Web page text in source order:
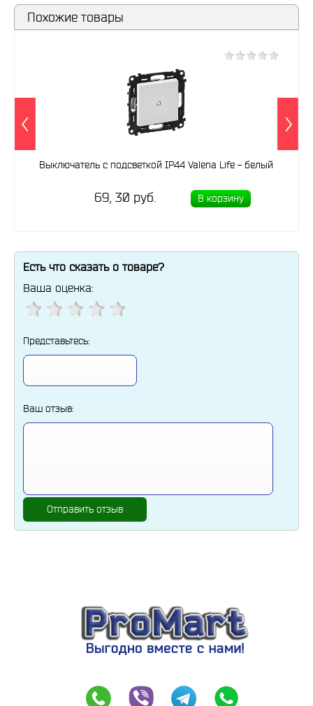
Похожие товары
Выключатель с подсветкой IP44 Valena Life - белый
69, 30 руб. В корзину
Есть что сказать о товаре?
Ваша оценка:
Представьтесь:
Ваш отзыв:
Отправить отзыв